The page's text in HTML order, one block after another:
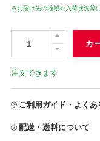
※お届け先の地域や入荷状況等
カ
注文できます
ご利用ガイド・よくあ
配送・送料について